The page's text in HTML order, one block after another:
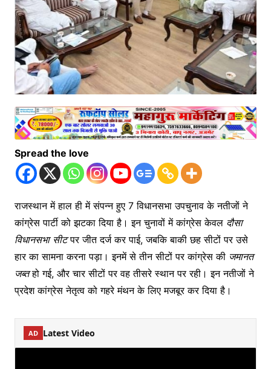
Spread the love
राजस्थान में हाल ही में संपन्न हुए 7 विधानसभा उपचुनाव के नतीजों ने
कांग्रेस पार्टी को झटका दिया है। इन चुनावों में कांग्रेस केवल दौसा
विधानसभा सीटपर जीत दर्ज कर पाई, जबकि बाकी छह सीटों पर उसे
हार का सामना करना पड़ा। इनमें से तीन सीटों पर कांग्रेस की जमानत
जब्तहो गई, और चार सीटों पर वह तीसरे स्थान पर रही। इन नतीजों ने
प्रदेश कांग्रेस नेतृत्व को गहरे मंथन के लिए मजबूर कर दिया है।
AD Latest Video